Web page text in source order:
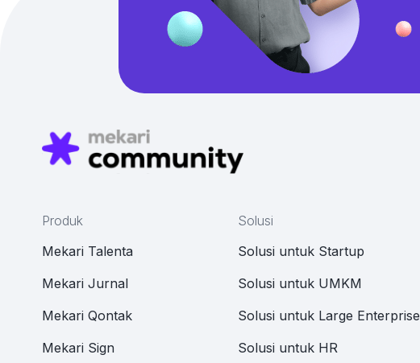
Produk
Mekari Talenta
Mekari Jurnal
Mekari Qontak
Mekari Sign
Solusi
Solusi untuk Startup
Solusi untuk UMKM
Solusi untuk Large Enterprise
Solusi untuk HR